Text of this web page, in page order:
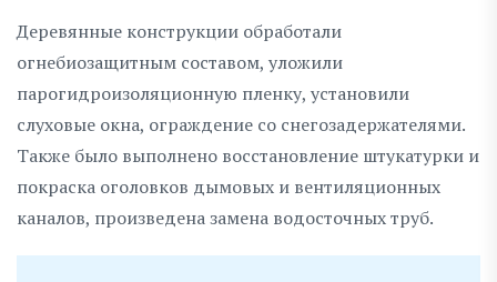
Деревянные конструкции обработали
огнебиозащитным составом, уложили
парогидроизоляционную пленку, установили
слуховые окна, ограждение со снегозадержателями.
Также было выполнено восстановление штукатурки и
покраска оголовков дымовых и вентиляционных
каналов, произведена замена водосточных труб.